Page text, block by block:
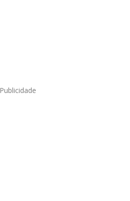
Publicidade